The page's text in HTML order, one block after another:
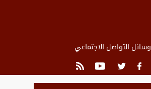
وسائل التواصل الاجتماعي